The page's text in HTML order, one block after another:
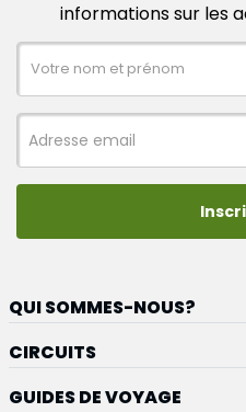
informations sur les
QUI SOMMES-NOUS?
CIRCUITS
GUIDES DE VOYAGE